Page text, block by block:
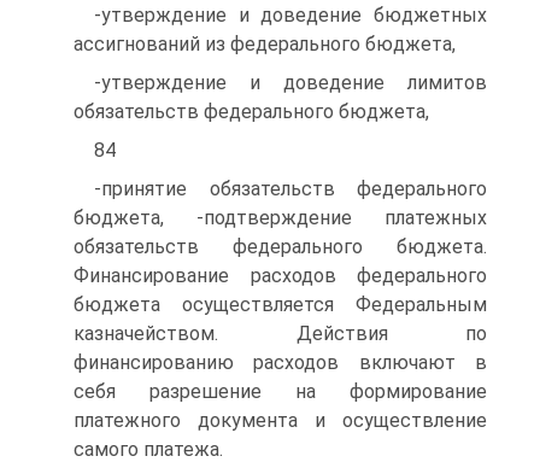
-утверждение и доведение бюджетных
ассигнований из федерального бюджета,
-утверждение и доведение лимитов
обязательств федерального бюджета,
84
-принятие обязательств федерального
бюджета, -подтверждение платежных
обязательств федерального бюджета.
Финансирование расходов федерального
бюджета осуществляется Федеральным
казначейством. Действия по
финансированию расходов включают в
себя разрешение на формирование
платежного документа и осуществление
самого платежа.